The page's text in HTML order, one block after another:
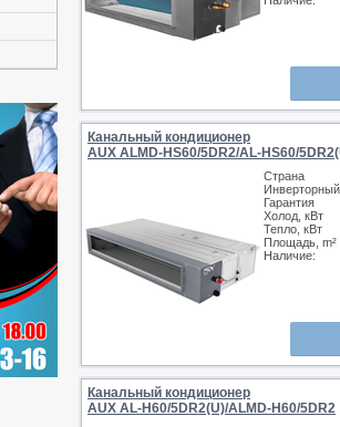
Канальный кондиционер
AUX ALMD-HS60/5DR2/AL-HS60/
Страна
Инверторный
Гарантия
Холод, кВт
Тепло, кВт
Площадь, m²
Наличие:
Канальный кондиционер
AUX AL-H60/5DR2(U)/ALMD-H60/5DR2